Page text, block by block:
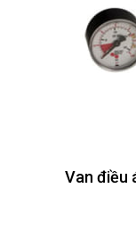
Van điều